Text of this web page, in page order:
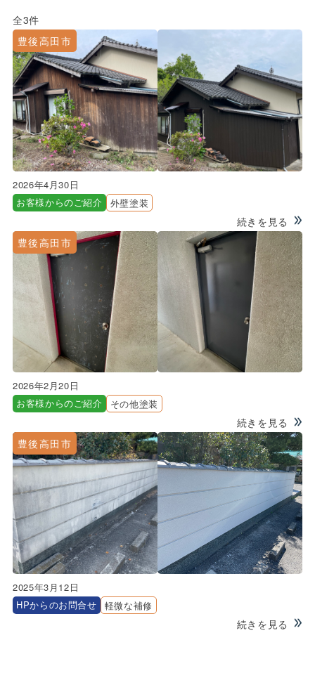
全3件
豊後高田市
2026年4月30日
お客様からのご紹介
外壁塗装
続きを見る
豊後高田市
2026年2月20日
お客様からのご紹介
その他塗装
続きを見る
豊後高田市
2025年3月12日
HPからのお問合せ
軽微な補修
続きを見る